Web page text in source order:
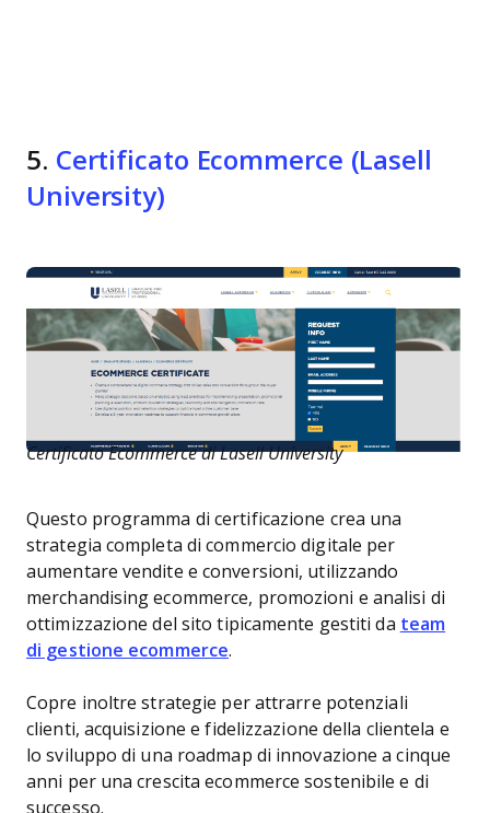
5. Certificato Ecommerce (Lasell
University)
Certificato Ecommerce di Lasell University
Questo programma di certificazione crea una
strategia completa di commercio digitale per
aumentare vendite e conversioni, utilizzando
merchandising ecommerce, promozioni e analisi di
ottimizzazione del sito tipicamente gestiti da team
di gestione ecommerce.
Copre inoltre strategie per attrarre potenziali
clienti, acquisizione e fidelizzazione della clientela e
lo sviluppo di una roadmap di innovazione a cinque
anni per una crescita ecommerce sostenibile e di
successo.